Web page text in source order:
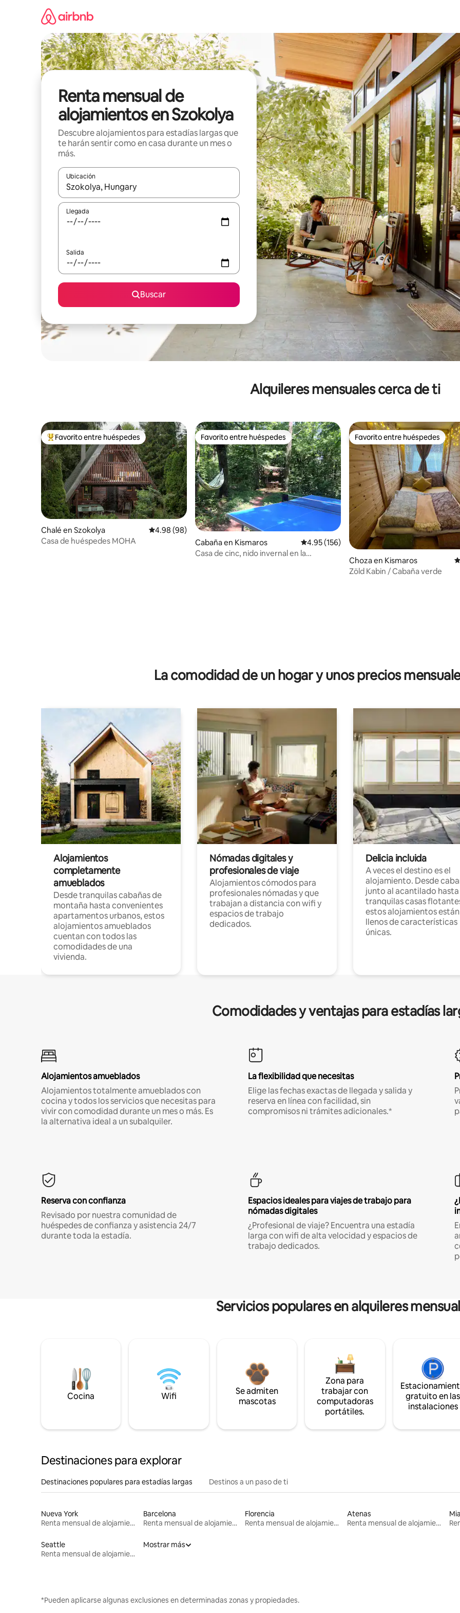
Renta mensual de
alojamientos en Szokolya
Descubre alojamientos para estadías largas que
te harán sentir como en casa durante un mes o
más.
Ubicación
Cuando los resultados estén disponibles, navega con las teclas de flecha hacia arriba y hacia abajo o explora con el
Llegada
Salida
Buscar
Alquileres mensuales cerca de ti
Favorito entre huéspedes preferido
Favorito entre huéspedes
Chalé en Szokolya Calificación promedio: 4.98 de 5, 98 reseñas
4.98 (98)
Casa de huéspedes MOHA
Favorito entre huéspedes
Favorito entre huéspedes
Cabaña en Kismaros Calificación promedio: 4.95 de 5, 156 reseñas
4.95 (156)
Casa de cinc, nido invernal en la
Favorito entre huéspedes
Favorito entre huéspedes
Choza en Kismaros
Zöld Kabin / Cabaña verde
La comodidad de un hogar y unos precios
Alojamientos
completamente
amueblados
Desde tranquilas cabañas de
montaña hasta convenientes
apartamentos urbanos, estos
alojamientos amueblados
cuentan con todos las
comodidades de una
vivienda.
Nómadas digitales y
profesionales de viaje
Alojamientos cómodos para
profesionales nómadas y que
trabajan a distancia con wifi y
espacios de trabajo
dedicados.
Delicia incluida
A veces el destino es el
alojamiento. Desde
junto al acantilado hasta
tranquilas casas
estos alojamientos están
llenos de características
únicas.
Comodidades y ventajas para estadías
Alojamientos amueblados
Alojamientos totalmente amueblados con
cocina y todos los servicios que necesitas para
vivir con comodidad durante un mes o más. Es
la alternativa ideal a un subalquiler.
La flexibilidad que necesitas
Elige las fechas exactas de llegada y salida y
reserva en línea con facilidad, sin
compromisos ni trámites adicionales.*
Reserva con confianza
Revisado por nuestra comunidad de
huéspedes de confianza y asistencia 24/7
durante toda la estadía.
Espacios ideales para viajes de trabajo para
nómadas digitales
¿Profesional de viaje? Encuentra una estadía
larga con wifi de alta velocidad y espacios de
trabajo dedicados.
Servicios populares en alquileres
Cocina Wifi
Se admiten
mascotas
Zona para
trabajar con
computadoras
portátiles.
gratuito en las
instalaciones
Destinaciones para explorar
Destinaciones populares para estadías largas Destinos a un paso de ti
Nueva York
Renta mensual de alojamientos
Barcelona
Renta mensual de alojamientos
Florencia
Renta mensual de alojamientos
Atenas
Renta mensual de alojamientos
Seattle
Renta mensual de alojamientos
Mostrar más
*Pueden aplicarse algunas exclusiones en determinadas zonas y propiedades.